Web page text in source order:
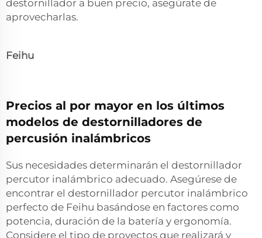
destornillador a buen precio, asegúrate de
aprovecharlas.
Feihu
Precios al por mayor en los últimos
modelos de destornilladores de
percusión inalámbricos
Sus necesidades determinarán el destornillador
percutor inalámbrico adecuado. Asegúrese de
encontrar el destornillador percutor inalámbrico
perfecto de Feihu basándose en factores como
potencia, duración de la batería y ergonomía.
Considere el tipo de proyectos que realizará y